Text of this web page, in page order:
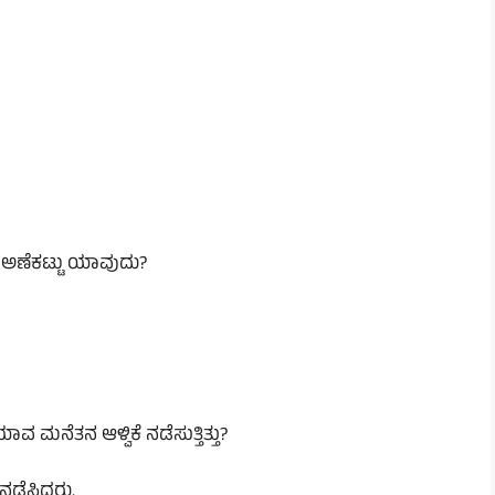
ಯಾವುದು?
ಮನೆತನ ಆಳ್ವಿಕೆ ನಡೆಸುತ್ತಿತ್ತು?